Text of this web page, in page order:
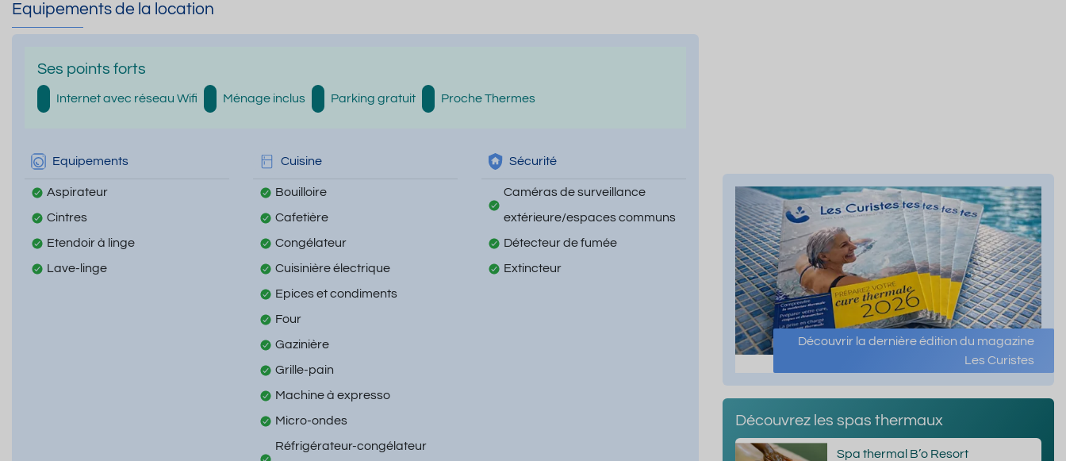
Equipements de la location
Ses points forts
Internet avec réseau Wifi Ménage inclus Parking gratuit Proche Thermes
Equipements
Aspirateur
Cintres
Etendoir à linge
Lave-linge
Cuisine
Bouilloire
Cafetière
Congélateur
Cuisinière électrique
Epices et condiments
Four
Gazinière
Grille-pain
Machine à expresso
Micro-ondes
Réfrigérateur-congélateur
Sécurité
Caméras de surveillance
extérieure/espaces communs
Détecteur de fumée
Extincteur
Découvrir la dernière édition du magazine
Les Curistes
Découvrez les spas thermaux
Spa thermal B’o Resort